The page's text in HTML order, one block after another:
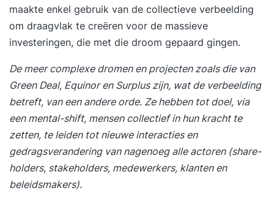
maakte enkel gebruik van de collectieve verbeelding
om draagvlak te creëren voor de massieve
investeringen, die met die droom gepaard gingen.
De meer complexe dromen en projecten zoals die van
Green Deal, Equinor en Surplus zijn, wat de verbeelding
betreft, van een andere orde. Ze hebben tot doel, via
een mental-shift, mensen collectief in hun kracht te
zetten, te leiden tot nieuwe interacties en
gedragsverandering van nagenoeg alle actoren (share-
holders, stakeholders, medewerkers, klanten en
beleidsmakers).